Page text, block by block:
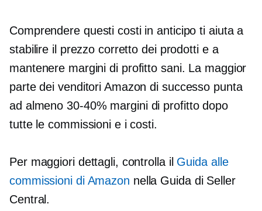
Comprendere questi costi in anticipo ti aiuta a
stabilire il prezzo corretto dei prodotti e a
mantenere margini di profitto sani. La maggior
parte dei venditori Amazon di successo punta
ad almeno30-40% margini di profitto dopo
tutte le commissioni e i costi.
Per maggiori dettagli, controlla il Guida alle
commissioni di Amazon nella Guida di Seller
Central.